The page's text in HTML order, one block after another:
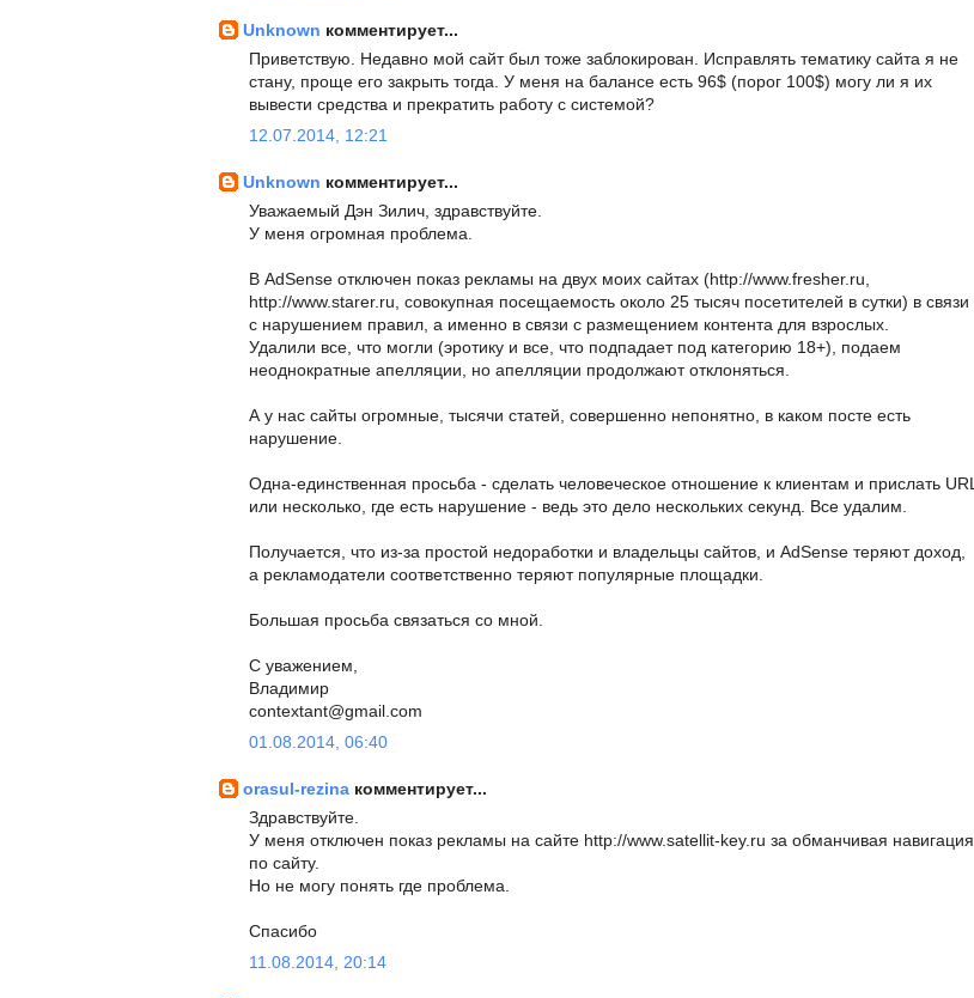
Unknown комментирует...
Приветствую. Недавно мой сайт был тоже заблокирован. Исправлять тематику сайта я не
стану, проще его закрыть тогда. У меня на балансе есть 96$ (порог 100$) могу ли я их
вывести средства и прекратить работу с системой?
12.07.2014, 12:21
Unknown комментирует...
Уважаемый Дэн Зилич, здравствуйте.
У меня огромная проблема.
В AdSense отключен показ рекламы на двух моих сайтах (http://www.fresher.ru,
http://www.starer.ru, совокупная посещаемость около 25 тысяч посетителей в сутки) в связи
с нарушением правил, а именно в связи с размещением контента для взрослых.
Удалили все, что могли (эротику и все, что подпадает под категорию 18+), подаем
неоднократные апелляции, но апелляции продолжают отклоняться.
А у нас сайты огромные, тысячи статей, совершенно непонятно, в каком посте есть
нарушение.
Одна-единственная просьба - сделать человеческое отношение к клиентам и прислать URL
или несколько, где есть нарушение - ведь это дело нескольких секунд. Все удалим.
Получается, что из-за простой недоработки и владельцы сайтов, и AdSense теряют доход,
а рекламодатели соответственно теряют популярные площадки.
Большая просьба связаться со мной.
С уважением,
Владимир
contextant@gmail.com
01.08.2014, 06:40
orasul-rezina комментирует...
Здравствуйте.
У меня отключен показ рекламы на сайте http://www.satellit-key.ru за обманчивая навигация
по сайту.
Но не могу понять где проблема.
Спасибо
11.08.2014, 20:14